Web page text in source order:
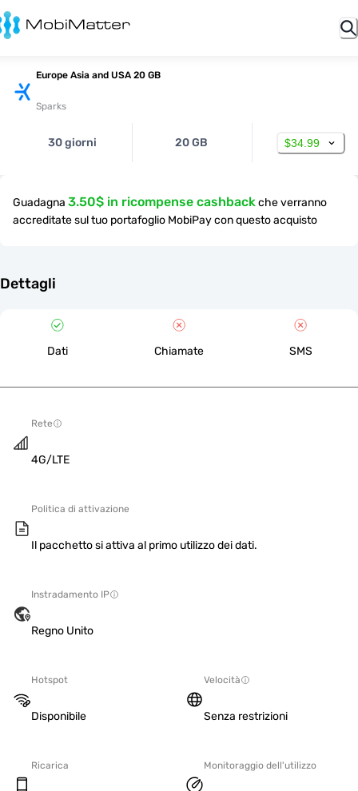
Europe Asia and USA 20 GB
Sparks
30 giorni 20 GB $34.99
Guadagna 3.50$ in ricompense cashbackche verranno
accreditate sul tuo portafoglio MobiPay con questo acquisto
Dettagli
Dati Chiamate SMS
Rete
4G/LTE
Politica di attivazione
Il pacchetto si attiva al primo utilizzo dei dati.
Instradamento IP
Regno Unito
Hotspot
Disponibile
Velocità
Senza restrizioni
Ricarica Monitoraggio dell'utilizzo